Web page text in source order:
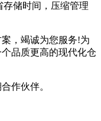
储时间，压缩管理
，竭诚为您服务!为
品质更高的现代化仓
作伙伴。